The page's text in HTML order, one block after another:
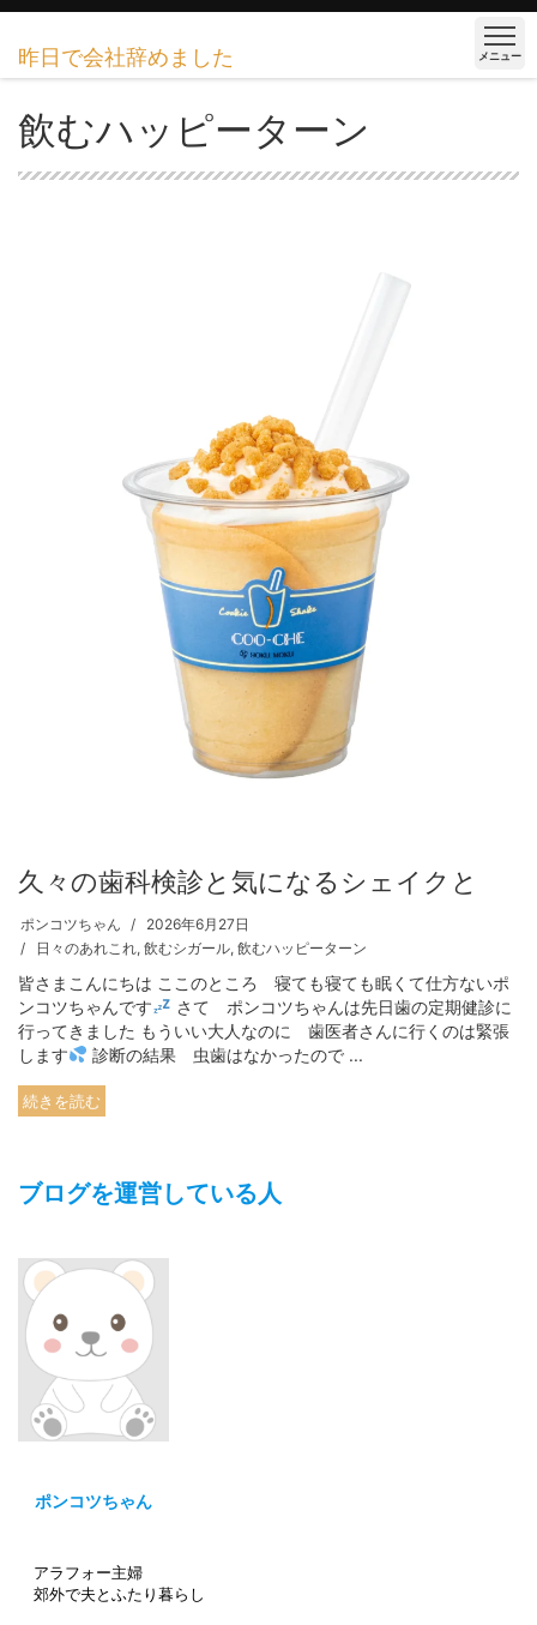
昨日で会社辞めました メニュー
飲むハッピーターン
久々の歯科検診と気になるシェイクと
ポンコツちゃん
2026年6月27日
日々のあれこれ, 飲むシガール, 飲むハッピーターン
皆さまこんにちは ここのところ 寝ても寝ても眠くて仕方ないポ
ンコツちゃんです
さて ポンコツちゃんは先日歯の定期健診に
行ってきました もういい大人なのに 歯医者さんに行くのは緊張
します
診断の結果 虫歯はなかったので ...
続きを読む
ブログを運営している人
ポンコツちゃん
アラフォー主婦
郊外で夫とふたり暮らし